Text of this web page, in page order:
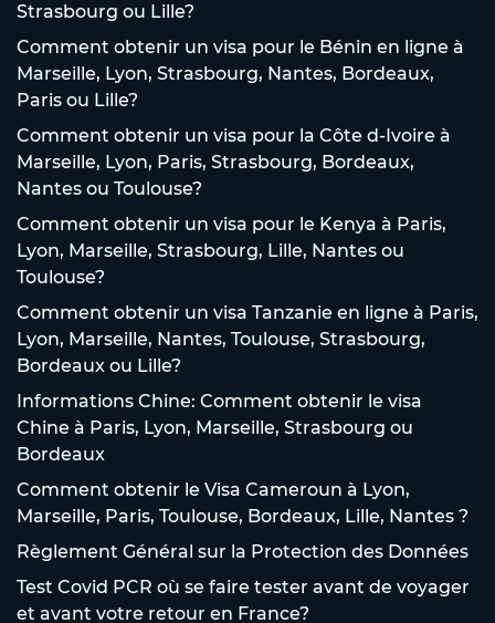
Strasbourg ou Lille?
Comment obtenir un visa pour le Bénin en ligne à
Marseille, Lyon, Strasbourg, Nantes, Bordeaux,
Paris ou Lille?
Comment obtenir un visa pour la Côte d-Ivoire à
Marseille, Lyon, Paris, Strasbourg, Bordeaux,
Nantes ou Toulouse?
Comment obtenir un visa pour le Kenya à Paris,
Lyon, Marseille, Strasbourg, Lille, Nantes ou
Toulouse?
Comment obtenir un visa Tanzanie en ligne à Paris,
Lyon, Marseille, Nantes, Toulouse, Strasbourg,
Bordeaux ou Lille?
Informations Chine: Comment obtenir le visa
Chine à Paris, Lyon, Marseille, Strasbourg ou
Bordeaux
Comment obtenir le Visa Cameroun à Lyon,
Marseille, Paris, Toulouse, Bordeaux, Lille, Nantes ?
Règlement Général sur la Protection des Données
Test Covid PCR où se faire tester avant de voyager
et avant votre retour en France?